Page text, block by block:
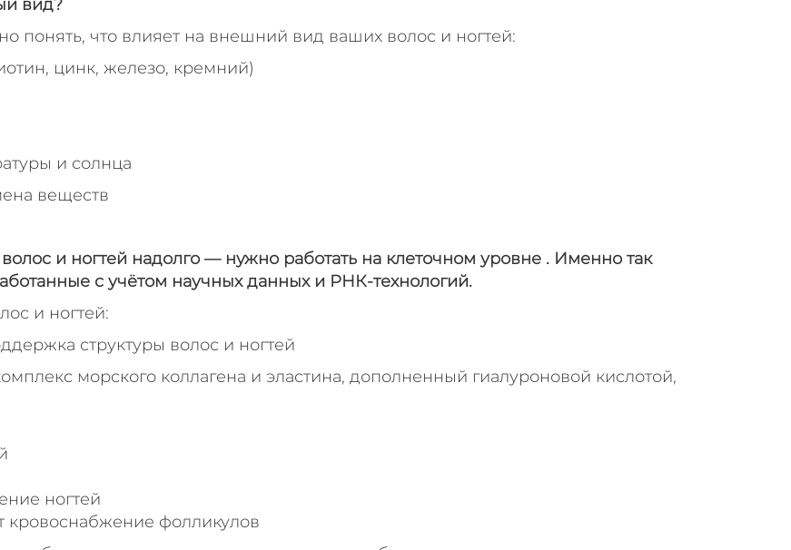
вид?
понять, что влияет на внешний вид ваших волос и ногтей:
цинк, железо, кремний)
и солнца
веществ
волос и ногтей надолго — нужно работать на клеточном уровне . Именно так
с учётом научных данных и РНК-технологий.
и ногтей:
структуры волос и ногтей
морского коллагена и эластина, дополненный гиалуроновой кислотой,
ногтей
кровоснабжение фолликулов